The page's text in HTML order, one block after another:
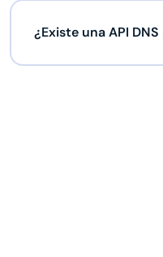
¿Existe una API